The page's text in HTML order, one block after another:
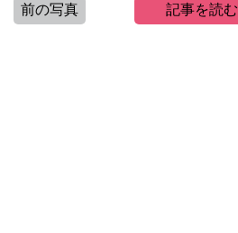
前の写真
記事を読む